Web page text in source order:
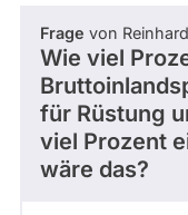
Frage von
Wie viel
für Rüstung
viel Prozent
wäre das?